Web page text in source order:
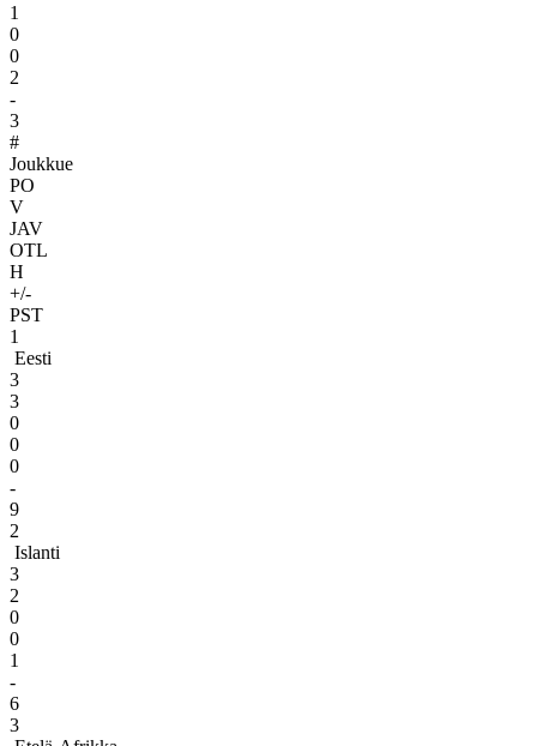
1
0
0
2
-
3
#
Joukkue
PO
V
JAV
OTL
H
+/-
PST
1
Eesti
3
3
0
0
0
-
9
2
Islanti
3
2
0
0
1
-
6
3